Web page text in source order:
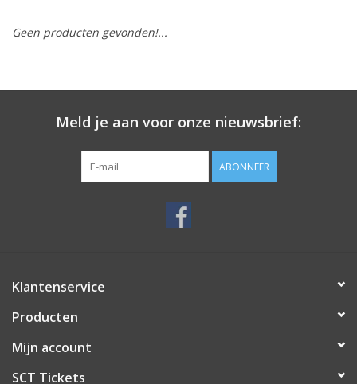
Geen producten gevonden!...
Meld je aan voor onze nieuwsbrief:
ABONNEER
Klantenservice
Producten
Mijn account
SCT Tickets